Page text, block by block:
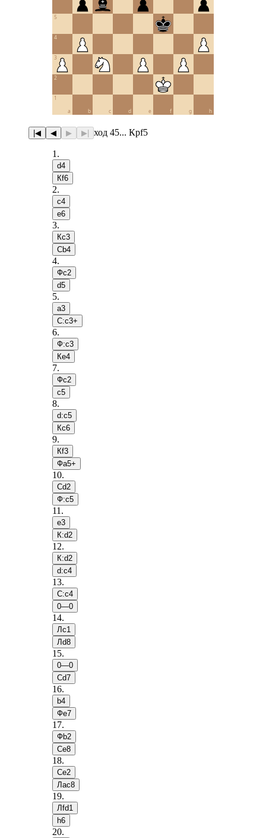
a b c d e f g h
1
2
3
4
5
|◀ ◀ ▶ ▶| ход 45... Крf5
1 .
d4
Кf6
2.
c4
e6
3.
Кc3
Сb4
4.
Фc2
d5
5.
a3
С:c3+
6.
Ф:c3
Кe4
7.
Фc2
c5
8.
d:c5
Кc6
9.
Кf3
Фa5+
10.
Сd2
Ф:c5
11 .
e3
К:d2
12.
К:d2
d:c4
13.
С:c4
0—0
14.
Лc1
Лd8
15.
0—0
Сd7
16.
b4
Фe7
17.
Фb2
Сe8
18.
Сe2
Лac8
19.
Лfd1
h6
20.